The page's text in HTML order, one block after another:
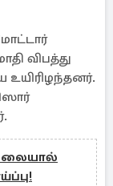
விபத்து
உயிரிழந்தனர்.